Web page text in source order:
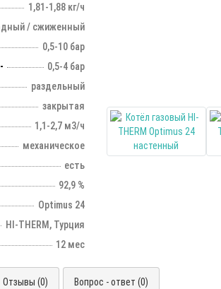
1,81-1,88 кг/ч
/ сжиженный
0,5-10 бар
0,5-4 бар
раздельный
закрытая
1,1-2,7 м3/ч
механическое
есть
92,9 %
Optimus 24
HI-THERM, Турция
12 мес
Отзывы (0) Вопрос - ответ (0)